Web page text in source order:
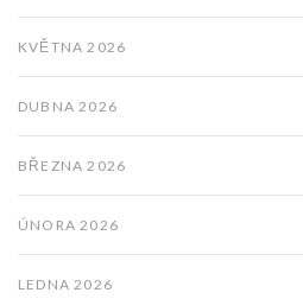
KVĚTNA 2026
DUBNA 2026
BŘEZNA 2026
ÚNORA 2026
LEDNA 2026